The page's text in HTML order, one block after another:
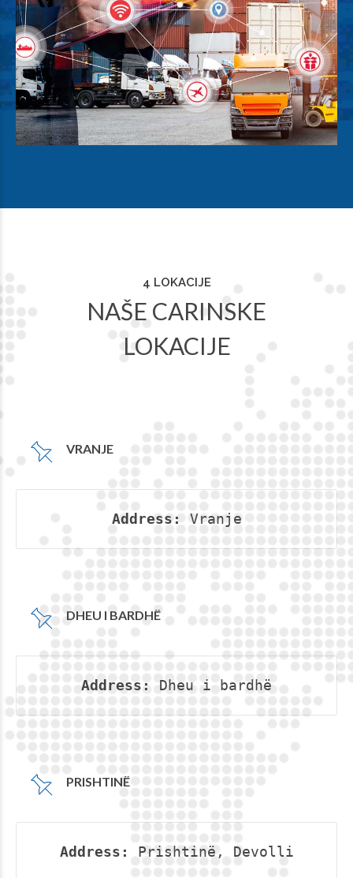
4 LOKACIJE
NAŠE CARINSKE
LOKACIJE
VRANJE
Address: Vranje
DHEU I BARDHË
Address: Dheu i bardhë
PRISHTINË
Address: Prishtinë, Devolli